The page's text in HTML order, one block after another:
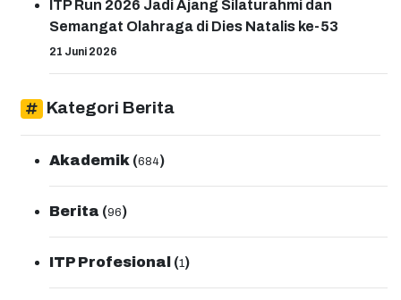
ITP Run 2026 Jadi Ajang Silaturahmi dan
Semangat Olahraga di Dies Natalis ke-53
21 Juni 2026
Kategori Berita
Akademik (684)
Berita (96)
ITP Profesional (1)